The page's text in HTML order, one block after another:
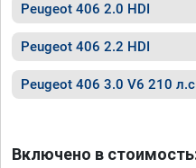
Peugeot 406 2.0 HDI
Peugeot 406 2.2 HDI
Peugeot 406 3.0 V6 210 л.с
Включено в